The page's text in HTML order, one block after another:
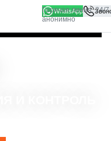
WhatsApp
на то, что
Хорошо